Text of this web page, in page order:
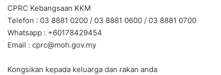
CPRC Kebangsaan KKM
Telefon : 03 8881 0200 / 03 8881 0600 / 03 8881 0700
Whatsapp : +60178429454
Email : cprc@moh.gov.my
Kongsikan kepada keluarga dan rakan anda